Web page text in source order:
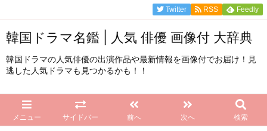
韓国ドラマ名鑑 | 人気 俳優 画像付 大辞典
韓国ドラマの人気俳優の出演作品や最新情報を画像付でお届け！見
逃した人気ドラマも見つかるかも！！
メニュー サイドバー 前へ 次へ 検索
Twitter RSS Feedly